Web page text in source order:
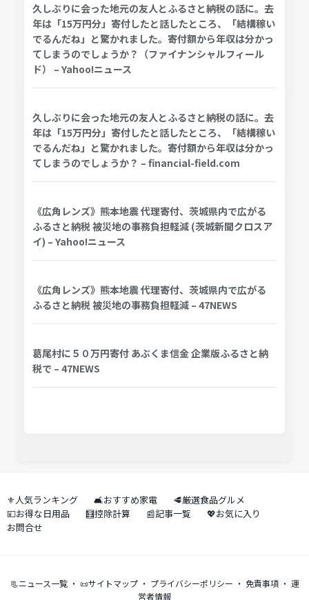
久しぶりに会った地元の友人とふるさと納税の話に。去
年は「15万円分」寄付したと話したところ、「結構稼い
でるんだね」と驚かれました。寄付額から年収は分かっ
てしまうのでしょうか？（ファイナンシャルフィール
ド） – Yahoo!ニュース
久しぶりに会った地元の友人とふるさと納税の話に。去
年は「15万円分」寄付したと話したところ、「結構稼い
でるんだね」と驚かれました。寄付額から年収は分かっ
てしまうのでしょうか？ – financial-field.com
《広角レンズ》熊本地震 代理寄付、茨城県内で広がる
ふるさと納税 被災地の事務負担軽減 (茨城新聞クロスア
イ) – Yahoo!ニュース
《広角レンズ》熊本地震 代理寄付、茨城県内で広がる
ふるさと納税 被災地の事務負担軽減 – 47NEWS
葛尾村に５０万円寄付 あぶくま信金 企業版ふるさと納
税で – 47NEWS
⚜️人気ランキング 🛋️おすすめ家電
🥩厳選食品グルメ
💴お得な日用品
🧮控除計算 📰記事一覧
💖お気に入り
お問合せ
📃ニュース一覧・ 📜サイトマップ・ プライバシーポリシー ・ 免責事項・ 運
営者情報